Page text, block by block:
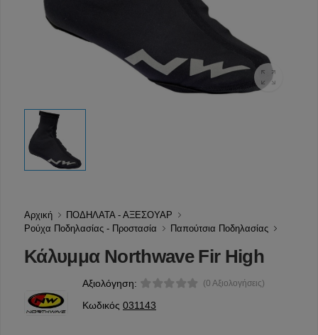
Αρχική
ΠΟΔΗΛΑΤΑ - ΑΞΕΣΟΥΑΡ
Ρούχα Ποδηλασίας - Προστασία
Παπούτσια Ποδηλασίας
Κάλυμμα Northwave Fir High
Αξιολόγηση: (0 Αξιολογήσεις)
Κωδικός 031143